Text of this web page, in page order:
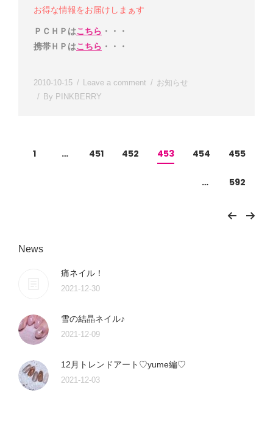
お得な情報をお届けしまぁす
ＰＣＨＰはこちら ・・・
携帯ＨＰはこちら ・・・
2010-10-15 Leave a comment
お知らせ
By PINKBERRY
1 … 451 452 453 454 455
… 592
News
痛ネイル！
2021-12-30
雪の結晶ネイル♪
2021-12-09
12月トレンドアート♡yume編♡
2021-12-03